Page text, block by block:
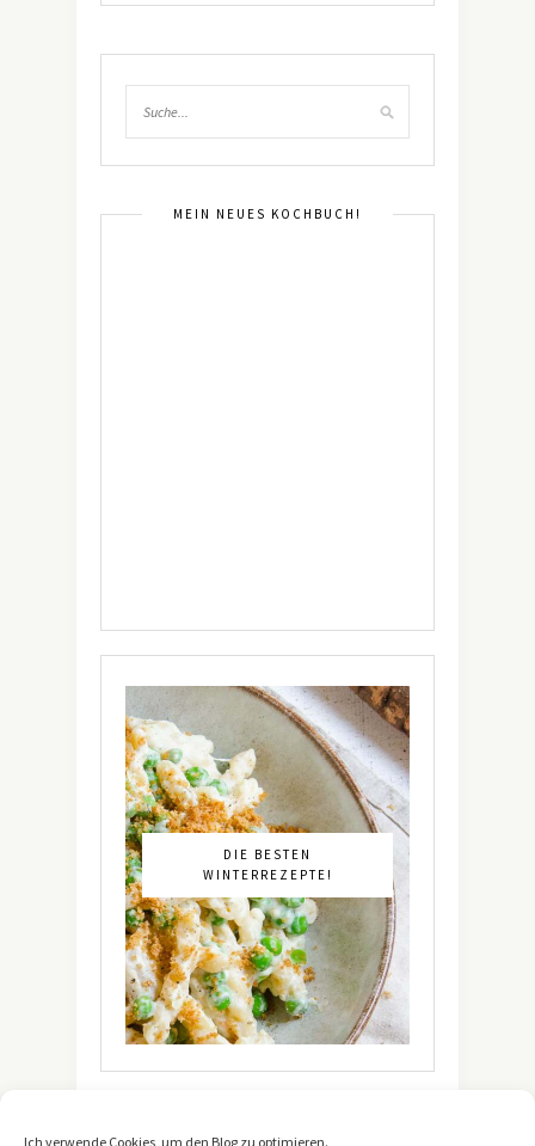
Ich verwende Cookies, um den Blog zu optimieren.
MEIN NEUES KOCHBUCH!
DIE BESTEN
WINTERREZEPTE!